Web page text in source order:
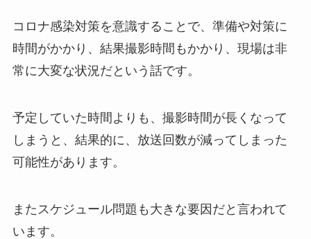
コロナ感染対策を意識することで、準備や対策に
時間がかかり、結果撮影時間もかかり、現場は非
常に大変な状況だという話です。
予定していた時間よりも、撮影時間が長くなって
しまうと、結果的に、放送回数が減ってしまった
可能性があります。
またスケジュール問題も大きな要因だと言われて
います。